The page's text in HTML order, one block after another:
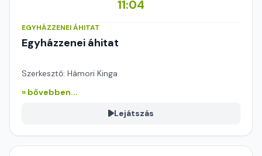
11:04
EGYHÁZZENEI ÁHITAT
Egyházzenei áhitat
Szerkesztő: Hámori Kinga
» bővebben...
Lejátszás